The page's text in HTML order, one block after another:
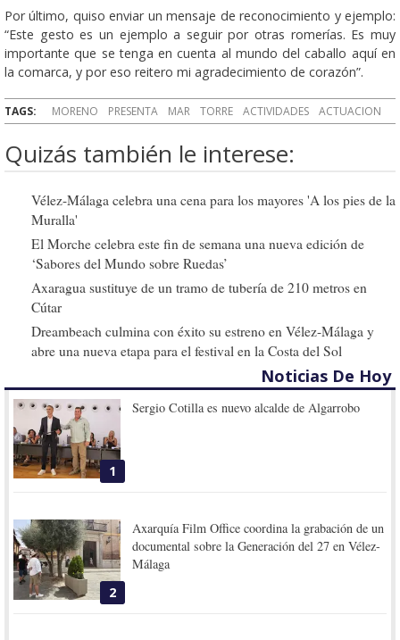
Por último, quiso enviar un mensaje de reconocimiento y ejemplo:
“Este gesto es un ejemplo a seguir por otras romerías. Es muy
importante que se tenga en cuenta al mundo del caballo aquí en
la comarca, y por eso reitero mi agradecimiento de corazón”.
TAGS: MORENO PRESENTA MAR TORRE ACTIVIDADES ACTUACION
Quizás también le interese:
Vélez-Málaga celebra una cena para los mayores 'A los pies de la
Muralla'
El Morche celebra este fin de semana una nueva edición de
‘Sabores del Mundo sobre Ruedas’
Axaragua sustituye de un tramo de tubería de 210 metros en
Cútar
Dreambeach culmina con éxito su estreno en Vélez-Málaga y
abre una nueva etapa para el festival en la Costa del Sol
Noticias De Hoy
1
Sergio Cotilla es nuevo alcalde de Algarrobo
2
Axarquía Film Office coordina la grabación de un
documental sobre la Generación del 27 en Vélez-
Málaga